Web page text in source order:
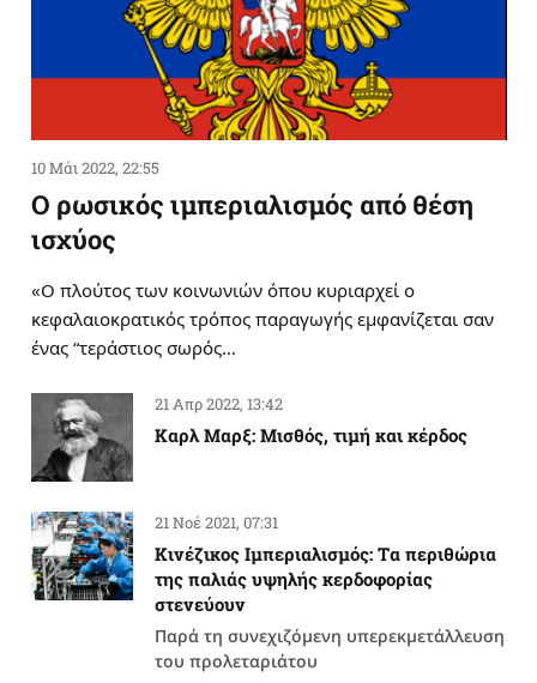
10 Μάι 2022, 22:55
Ο ρωσικός ιμπεριαλισμός από θέση
ισχύος
«Ο πλούτος των κοινωνιών όπου κυριαρχεί ο
κεφαλαιοκρατικός τρόπος παραγωγής εμφανίζεται σαν
ένας “τεράστιος σωρός…
21 Απρ 2022, 13:42
Καρλ Μαρξ: Μισθός, τιμή και κέρδος
21 Νοέ 2021, 07:31
Κινέζικος Ιμπεριαλισμός: Tα περιθώρια
της παλιάς υψηλής κερδοφορίας
στενεύουν
Παρά τη συνεχιζόμενη υπερεκμετάλλευση
του προλεταριάτου